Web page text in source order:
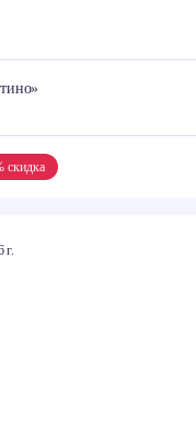
скидка
г.